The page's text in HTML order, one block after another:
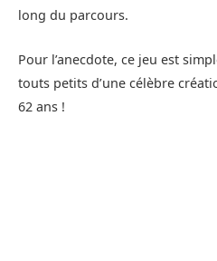
long du parcours.
Pour l’anecdote, ce jeu est
touts petits d’une célèbre
62 ans !